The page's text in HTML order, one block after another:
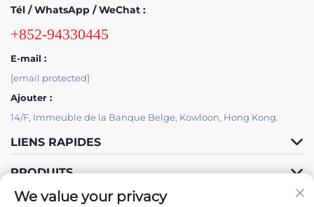
Tél / WhatsApp / WeChat :
+852-94330445
E-mail :
[email protected]
Ajouter :
14/F, Immeuble de la Banque Belge, Kowloon, Hong Kong.
LIENS RAPIDES
PRODUITS
We value your privacy